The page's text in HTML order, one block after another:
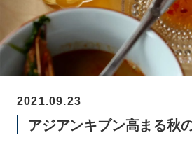
2021.09.23
アジアンキブン高まる秋